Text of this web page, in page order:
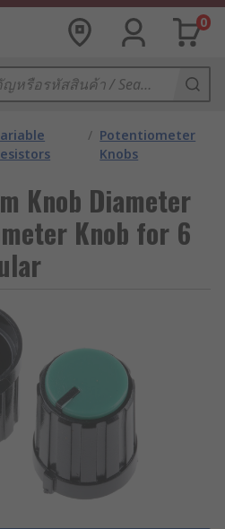
0
/ Potentiometer
Knobs
Knob Diameter
Knob for 6